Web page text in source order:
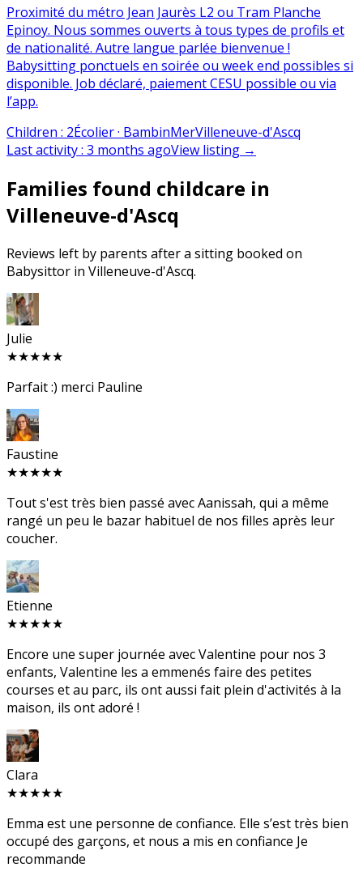
Proximité du métro Jean Jaurès L2 ou Tram Planche
Epinoy. Nous sommes ouverts à tous types de profils et
de nationalité. Autre langue parlée bienvenue !
Babysitting ponctuels en soirée ou week end possibles si
disponible. Job déclaré, paiement CESU possible ou via
l’app.
Children : 2Écolier · BambinMerVilleneuve-d'Ascq
Last activity: 3 months agoView listing →
Families found childcare in
Villeneuve-d'Ascq
Reviews left by parents after a sitting booked on
Babysittor in Villeneuve-d'Ascq.
Julie
★★★★★
Parfait :) merci Pauline
Faustine
★★★★★
Tout s'est très bien passé avec Aanissah, qui a même
rangé un peu le bazar habituel de nos filles après leur
coucher.
Etienne
★★★★★
Encore une super journée avec Valentine pour nos 3
enfants, Valentine les a emmenés faire des petites
courses et au parc, ils ont aussi fait plein d'activités à la
maison, ils ont adoré !
Clara
★★★★★
Emma est une personne de confiance. Elle s’est très bien
occupé des garçons, et nous a mis en confiance Je
recommande